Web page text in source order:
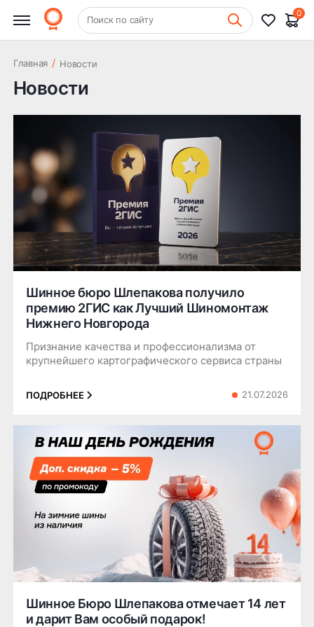
+7 (831) 261-35-35 Шиномонтаж
Поиск по сайту
0
Главная / Новости
Новости
Шинное бюро Шлепакова получило
премию 2ГИС как Лучший Шиномонтаж
Нижнего Новгорода
Признание качества и профессионализма от
крупнейшего картографического сервиса страны
ПОДРОБНЕЕ 21.07.2026
Шинное Бюро Шлепакова отмечает 14 лет
и дарит Вам особый подарок!